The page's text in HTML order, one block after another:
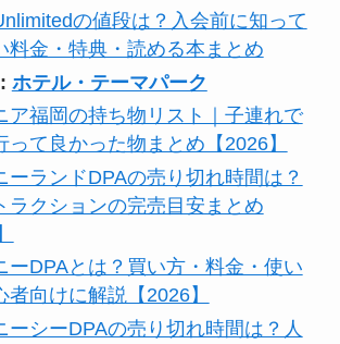
の値段は？入会前に知って
料金・特典・読める本まとめ
ホテル・テーマパーク
ア福岡の持ち物リスト｜子連れで
って良かった物まとめ【2026】
ーランドDPAの売り切れ時間は？
ラクションの完売目安まとめ
ーDPAとは？買い方・料金・使い
者向けに解説【2026】
ーシーDPAの売り切れ時間は？人